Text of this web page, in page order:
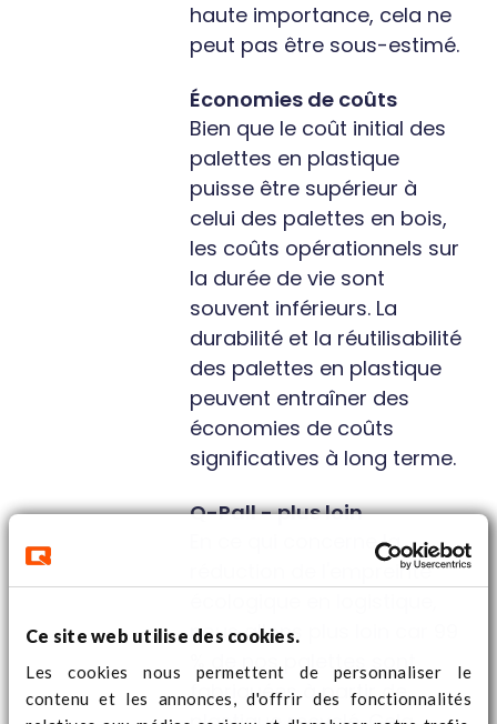
Ce site web utilise des cookies.
Les cookies nous permettent de personnaliser le
contenu et les annonces, d'offrir des fonctionnalités
haute importance, cela ne
peut pas être sous-estimé.
Économies de coûts
Bien que le coût initial des
palettes en plastique
puisse être supérieur à
celui des palettes en bois,
les coûts opérationnels sur
la durée de vie sont
souvent inférieurs. La
durabilité et la réutilisabilité
des palettes en plastique
peuvent entraîner des
économies de coûts
significatives à long terme.
Q-Pall - plus loin
En ce qui concerne la
réduction de l'empreinte
nous allons plus loin car 99
% de nos palettes sont
fabriquées à partir de